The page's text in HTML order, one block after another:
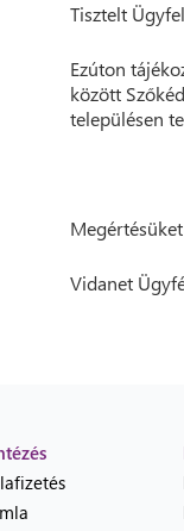
Tisztelt
Ezúton
között
településen
Vidanet